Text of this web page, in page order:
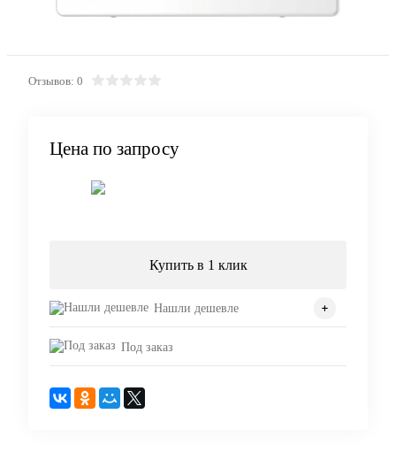
Отзывов: 0
Цена по запросу
Купить в 1 клик
Нашли дешевле
Под заказ